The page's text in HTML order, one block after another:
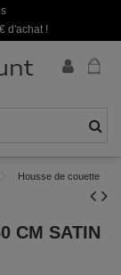
d'achat !
Housse de couette
CM SATIN